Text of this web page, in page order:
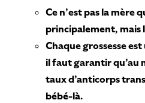
Ce n’est pas la mère
principalement, mais
Chaque grossesse
il faut garantir qu’au
taux d’anticorps
bébé-là.